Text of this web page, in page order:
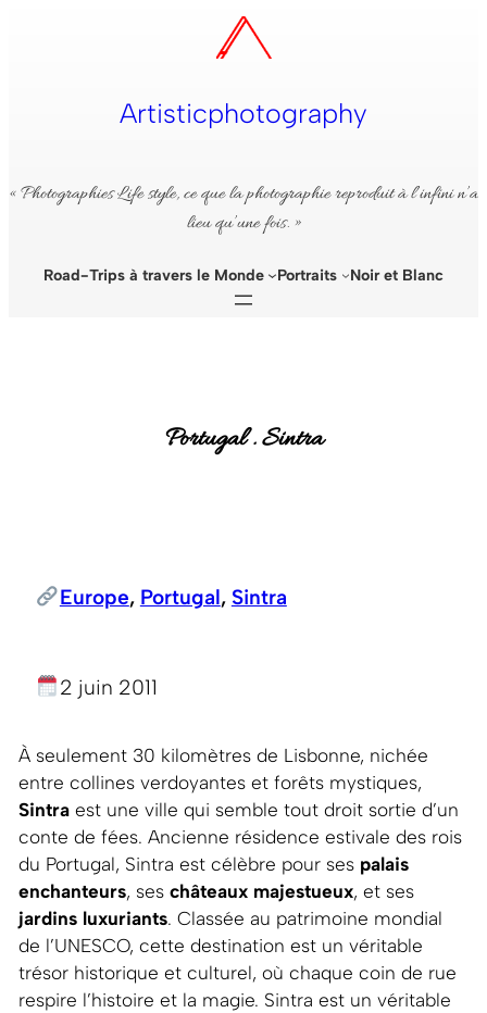
Artisticphotography
« Photographies Life style, ce que la photographie reproduit à l’infini n’a
lieu qu’une fois. »
Road-Trips à travers le Monde Portraits Noir et Blanc
Portugal . Sintra
Europe, Portugal, Sintra
2 juin 2011
À seulement 30 kilomètres de Lisbonne, nichée
entre collines verdoyantes et forêts mystiques,
Sintraest une ville qui semble tout droit sortie d’un
conte de fées. Ancienne résidence estivale des rois
du Portugal, Sintra est célèbre pour ses palais
enchanteurs, ses châteaux majestueux, et ses
jardins luxuriants. Classée au patrimoine mondial
de l’UNESCO, cette destination est un véritable
trésor historique et culturel, où chaque coin de rue
respire l’histoire et la magie. Sintra est un véritable